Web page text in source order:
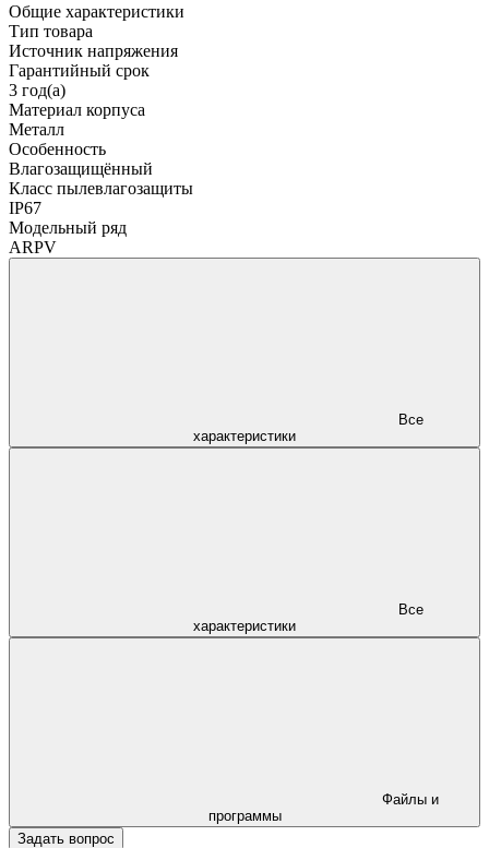
Общие характеристики
Тип товара
Источник напряжения
Гарантийный срок
3 год(а)
Материал корпуса
Металл
Особенность
Влагозащищённый
Класс пылевлагозащиты
IP67
Модельный ряд
ARPV
характеристики
характеристики
программы
Задать вопрос